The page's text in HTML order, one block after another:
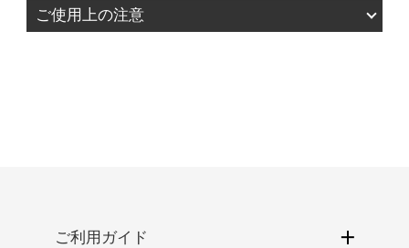
水、酸化チタン、ホモサレート、メトキシケイヒ
酸エチルヘキシル、フェニルトリメチコン、サリ
ス、ジメチコン、ラウリルＰＥＧ－８ジメチコ
ご使用上の注意
肌に直射日光が当たって上記のような異常が現れ
ご利用ガイド